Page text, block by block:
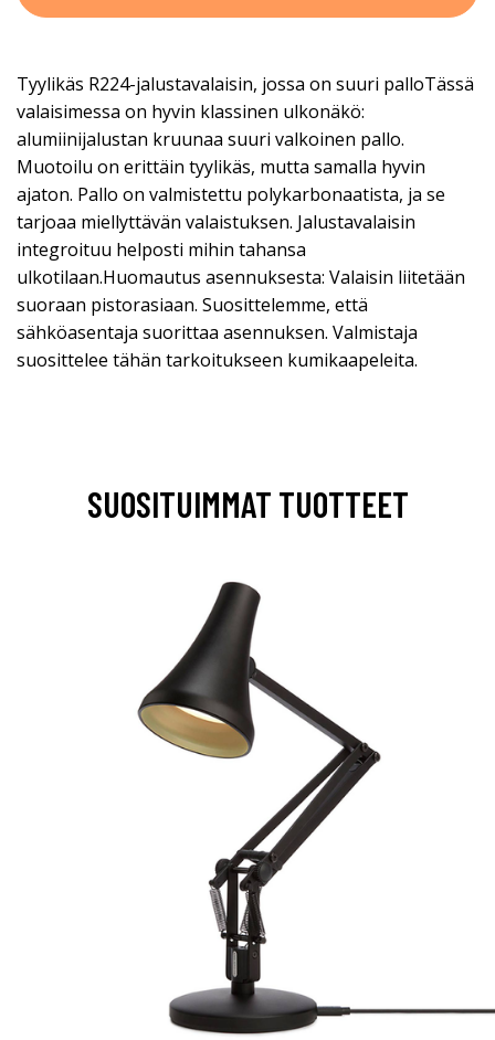
Tyylikäs R224-jalustavalaisin, jossa on suuri palloTässä
valaisimessa on hyvin klassinen ulkonäkö:
alumiinijalustan kruunaa suuri valkoinen pallo.
Muotoilu on erittäin tyylikäs, mutta samalla hyvin
ajaton. Pallo on valmistettu polykarbonaatista, ja se
tarjoaa miellyttävän valaistuksen. Jalustavalaisin
integroituu helposti mihin tahansa
ulkotilaan.Huomautus asennuksesta: Valaisin liitetään
suoraan pistorasiaan. Suosittelemme, että
sähköasentaja suorittaa asennuksen. Valmistaja
suosittelee tähän tarkoitukseen kumikaapeleita.
SUOSITUIMMAT TUOTTEET